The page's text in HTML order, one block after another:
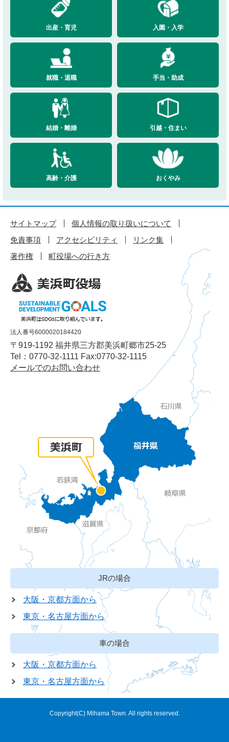
出産・育児 入園・入学
就職・退職 手当・助成
結婚・離婚 引越・住まい
高齢・介護 おくやみ
サイトマップ
個人情報の取り扱いについて
免責事項
アクセシビリティ
リンク集
著作権
町役場への行き方
法人番号6000020184420
〒919-1192 福井県三方郡美浜町郷市25-25
Tel：0770-32-1111 Fax:0770-32-1115
メールでのお問い合わせ
JRの場合
大阪・京都方面から
東京・名古屋方面から
車の場合
大阪・京都方面から
東京・名古屋方面から
Copyright(C) Mihama Town. All rights reserved.